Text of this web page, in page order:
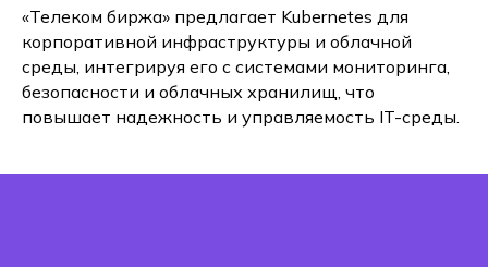
«Телеком биржа» предлагает Kubernetes для
корпоративной инфраструктуры и облачной
среды, интегрируя его с системами мониторинга,
безопасности и облачных хранилищ, что
повышает надежность и управляемость IT-среды.